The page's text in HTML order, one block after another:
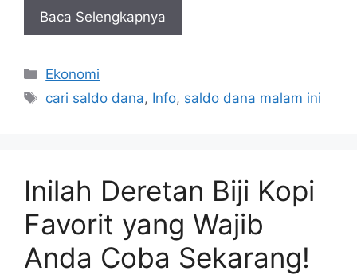
Baca Selengkapnya
Kategori
Ekonomi
Tag
cari saldo dana, Info, saldo dana malam ini
Inilah Deretan Biji Kopi
Favorit yang Wajib
Anda Coba Sekarang!